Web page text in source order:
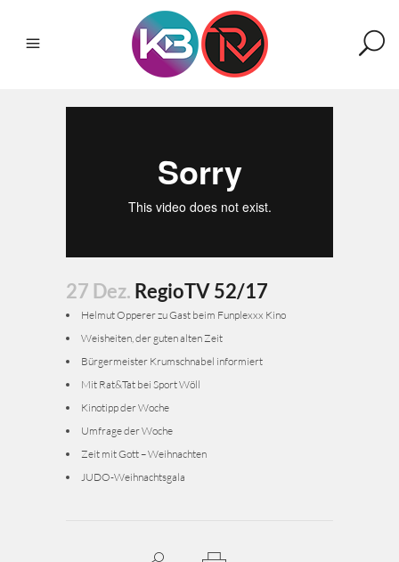
27 Dez. RegioTV 52/17
Helmut Opperer zu Gast beim Funplexxx Kino
Weisheiten, der guten alten Zeit
Bürgermeister Krumschnabel informiert
Mit Rat&Tat bei Sport Wöll
Kinotipp der Woche
Umfrage der Woche
Zeit mit Gott – Weihnachten
JUDO-Weihnachtsgala